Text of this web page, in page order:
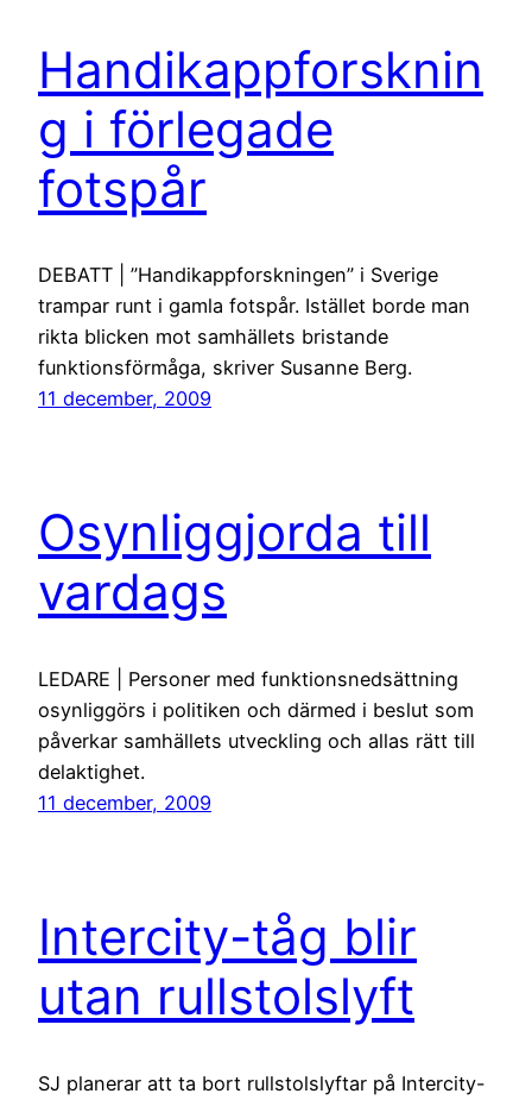
Handikappforsknin
g i förlegade
fotspår
DEBATT | ”Handikappforskningen” i Sverige
trampar runt i gamla fotspår. Istället borde man
rikta blicken mot samhällets bristande
funktionsförmåga, skriver Susanne Berg.
11 december, 2009
Osynliggjorda till
vardags
LEDARE | Personer med funktionsnedsättning
osynliggörs i politiken och därmed i beslut som
påverkar samhällets utveckling och allas rätt till
delaktighet.
11 december, 2009
Intercity-tåg blir
utan rullstolslyft
SJ planerar att ta bort rullstolslyftar på Intercity-